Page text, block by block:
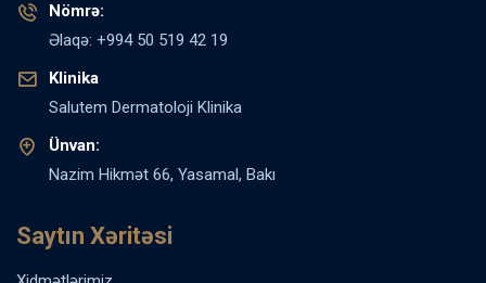
Nömrə:
Əlaqə: +994 50 519 42 19
Klinika
Salutem Dermatoloji Klinika
Ünvan:
Nazim Hikmət 66, Yasamal, Bakı
Saytın Xəritəsi